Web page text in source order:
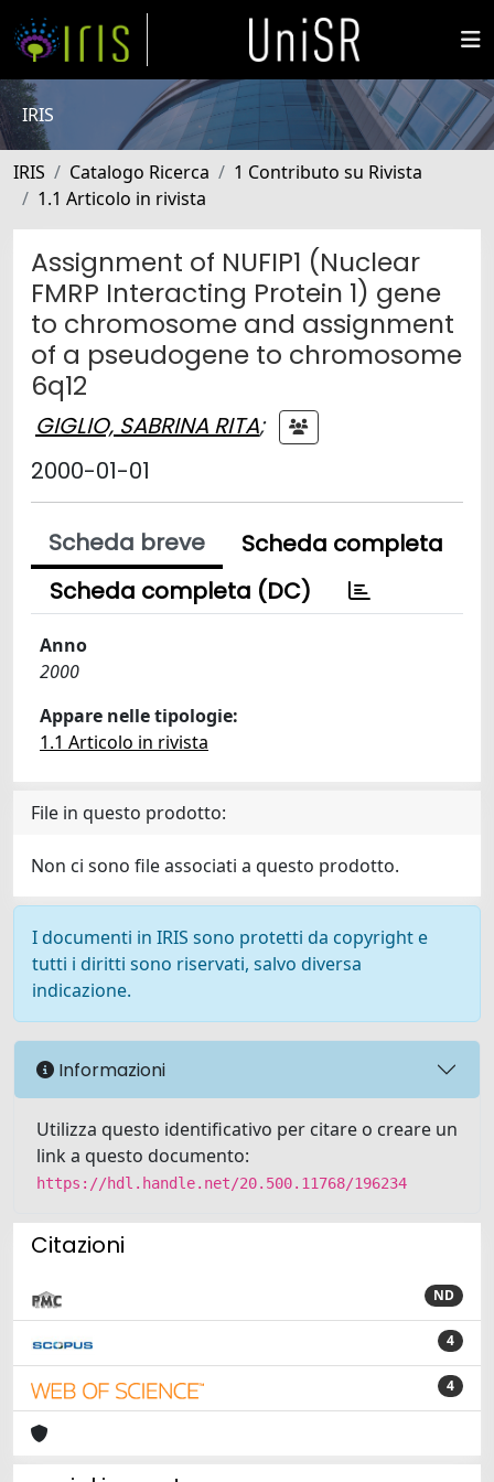
IRIS
IRIS Catalogo Ricerca
1 Contributo su Rivista
1.1 Articolo in rivista
Assignment of NUFIP1 (Nuclear
FMRP Interacting Protein 1) gene
to chromosome and assignment
of a pseudogene to chromosome
6q12
GIGLIO, SABRINA RITA;
2000-01-01
Scheda breve
Scheda completa
Scheda completa (DC)
Anno
2000
Appare nelle tipologie:
1.1 Articolo in rivista
File in questo prodotto:
Non ci sono file associati a questo prodotto.
I documenti in IRIS sono protetti da copyright e
tutti i diritti sono riservati, salvo diversa
indicazione.
Informazioni
Utilizza questo identificativo per citare o creare un
link a questo documento:
https://hdl.handle.net/20.500.11768/196234
Citazioni
ND
4
4